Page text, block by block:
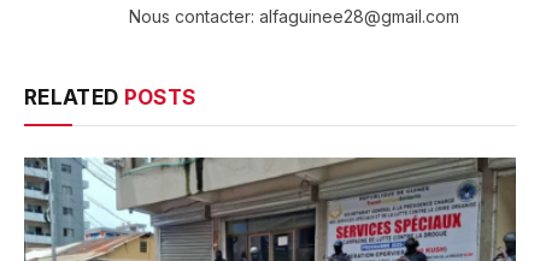
Nous contacter: alfaguinee28@gmail.com
RELATED POSTS